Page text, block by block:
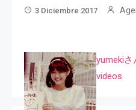
3 Diciembre 2017
yumeki
videos